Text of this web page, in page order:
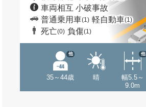
車両相互 小破事故
普通乗用車(1) 軽自動車(1)
死亡(0) 負傷(1)
35～44歳
他
晴
幅5.5～
9.0m
他